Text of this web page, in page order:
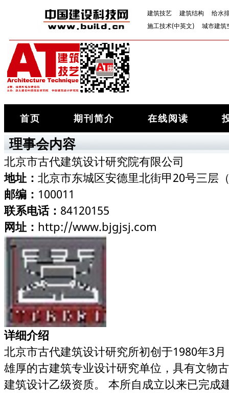
建筑技艺 建筑结构
给水
施工技术(中英文)
城市建筑
首页 期刊简介 在线阅读
理事会内容
北京市古代建筑设计研究院有限公司
地址： 北京市东城区安德里北街甲20号三层
邮编： 100011
联系电话： 84120155
网址： http://www.bjgjsj.com
详细介绍
北京市古代建筑设计研究所初创于1980年3
雄厚的古建筑专业设计研究单位，具有文物
建筑设计乙级资质。 本所自成立以来已完成